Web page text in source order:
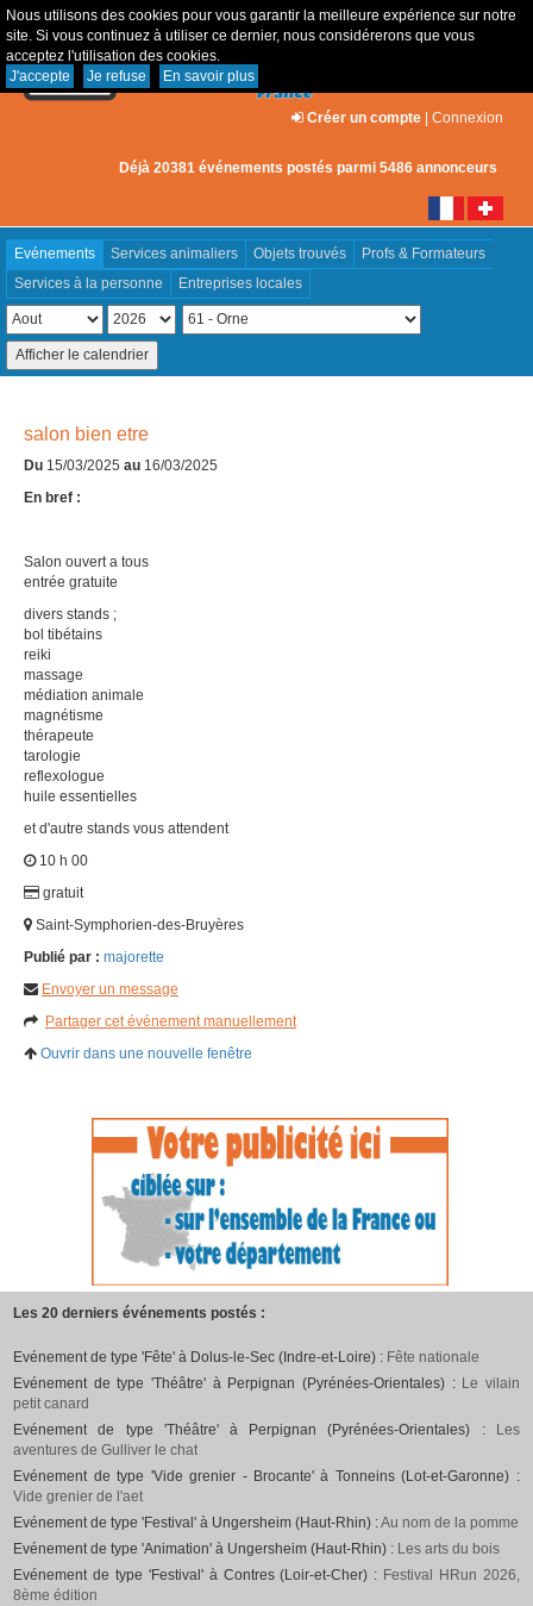
Nous utilisons des cookies pour vous garantir la meilleure expérience sur notre
site. Si vous continuez à utiliser ce dernier, nous considérerons que vous
acceptez l'utilisation des cookies.
J'accepte
Je refuse En savoir plus
Créer un compte | Connexion
Déjà 20381 événements postés parmi 5486 annonceurs
Evénements Services animaliers Objets trouvés
Profs & Formateurs
Services à la personne
Entreprises locales
salon bien etre
Du 15/03/2025 au 16/03/2025
En bref :
Salon ouvert a tous
entrée gratuite
divers stands ;
bol tibétains
reiki
massage
médiation animale
magnétisme
thérapeute
tarologie
reflexologue
huile essentielles
et d'autre stands vous attendent
10 h 00
gratuit
Saint-Symphorien-des-Bruyères
Publié par : majorette
Envoyer un message
Partager cet événement manuellement
Ouvrir dans une nouvelle fenêtre
Les 20 derniers événements postés :
Evénement de type 'Fête' à Dolus-le-Sec (Indre-et-Loire) : Fête nationale
Evénement de type 'Théâtre' à Perpignan (Pyrénées-Orientales) : Le vilain
petit canard
Evénement de type 'Théâtre' à Perpignan (Pyrénées-Orientales) :
Les
aventures de Gulliver le chat
Evénement de type 'Vide grenier - Brocante' à Tonneins (Lot-et-Garonne) :
Vide grenier de l'aet
Evénement de type 'Festival' à Ungersheim (Haut-Rhin) :Au nom de la pomme
Evénement de type 'Animation' à Ungersheim (Haut-Rhin) : Les arts du bois
Evénement de type 'Festival' à Contres (Loir-et-Cher) : Festival HRun 2026,
8ème édition